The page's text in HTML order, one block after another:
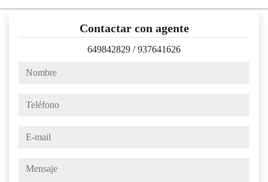
Contactar con agente
649842829 /937641626
nombre
teléfono
e-mail
mensaje